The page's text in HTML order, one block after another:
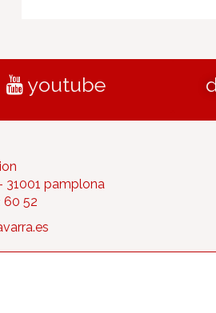
youtube
pamplona
60 52